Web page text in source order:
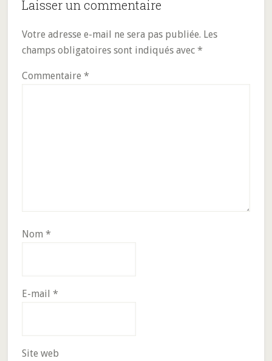
Interactions
lecteur
Laisser un commentaire
Votre adresse e-mail ne sera pas publiée. Les
champs obligatoires sont indiqués avec *
Commentaire *
Nom *
E-mail *
Site web